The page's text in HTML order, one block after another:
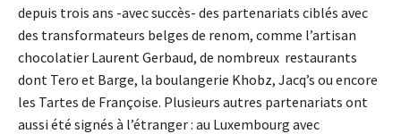
depuis trois ans -avec succès- des partenariats ciblés avec
des transformateurs belges de renom, comme l’artisan
chocolatier Laurent Gerbaud, de nombreux restaurants
dont Tero et Barge, la boulangerie Khobz, Jacq’s ou encore
les Tartes de Françoise. Plusieurs autres partenariats ont
aussi été signés à l’étranger : au Luxembourg avec